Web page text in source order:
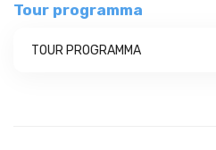
Tour programma
TOUR PROGRAMMA